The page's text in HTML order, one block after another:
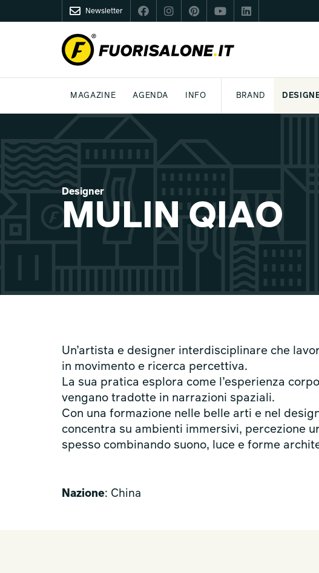
Newsletter
MAGAZINE
DESIGN
AGENDA
MILANO DESIGN AGENDA
INFO
COS'È FUORISALONE
BRAND
Designer
MULIN QIAO
Un’artista e designer interdisciplinare che
in movimento e ricerca percettiva.
La sua pratica esplora come l’esperienza
vengano tradotte in narrazioni spaziali.
Con una formazione nelle belle arti e nel
concentra su ambienti immersivi, percezione
spesso combinando suono, luce e forme
Nazione: China